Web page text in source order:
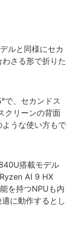
ルと同様にセカ
さる形で折りた
で、セカンドス
クリーンの背面
うな使い方もで
搭載モデル
AI 9 HX
を持つNPUも内
に動作するとし